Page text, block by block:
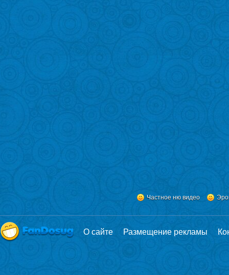
Частное ню видео
О сайте Размещение рекламы